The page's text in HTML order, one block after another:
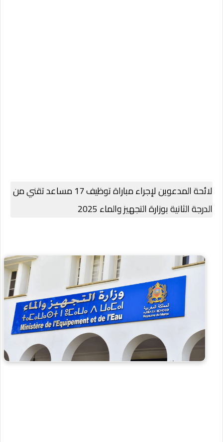
لائحة المدعوين لإجراء مباراة توظيف 17 مساعد تقني من
الدرجة الثانية بوزارة التجهيز والماء 2025